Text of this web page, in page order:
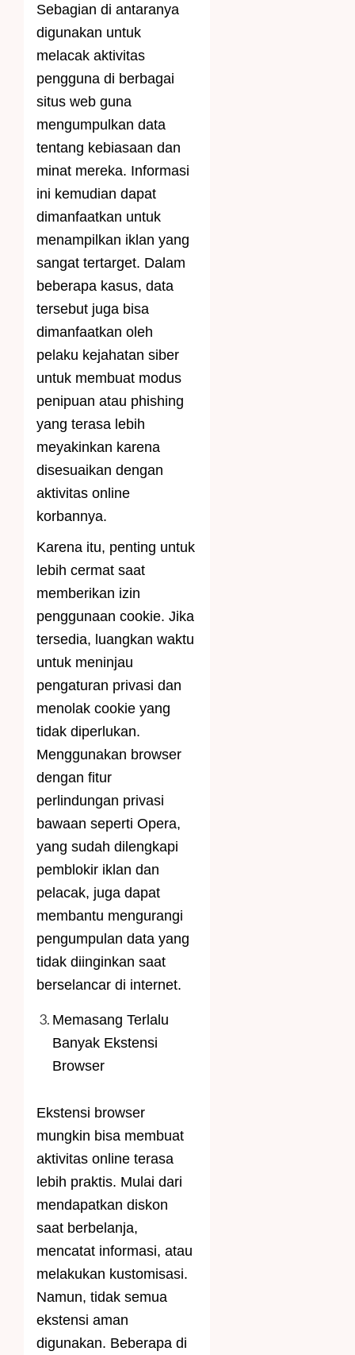
Sebagian di antaranya
digunakan untuk
melacak aktivitas
pengguna di berbagai
situs web guna
mengumpulkan data
tentang kebiasaan dan
minat mereka. Informasi
ini kemudian dapat
dimanfaatkan untuk
menampilkan iklan yang
sangat tertarget. Dalam
beberapa kasus, data
tersebut juga bisa
dimanfaatkan oleh
pelaku kejahatan siber
untuk membuat modus
penipuan atau phishing
yang terasa lebih
meyakinkan karena
disesuaikan dengan
aktivitas online
korbannya.
Karena itu, penting untuk
lebih cermat saat
memberikan izin
penggunaan cookie. Jika
tersedia, luangkan waktu
untuk meninjau
pengaturan privasi dan
menolak cookie yang
tidak diperlukan.
Menggunakan browser
dengan fitur
perlindungan privasi
bawaan seperti Opera,
yang sudah dilengkapi
pemblokir iklan dan
pelacak, juga dapat
membantu mengurangi
pengumpulan data yang
tidak diinginkan saat
berselancar di internet.
Memasang Terlalu
Banyak Ekstensi
Browser
Ekstensi browser
mungkin bisa membuat
aktivitas online terasa
lebih praktis. Mulai dari
mendapatkan diskon
saat berbelanja,
mencatat informasi, atau
melakukan kustomisasi.
Namun, tidak semua
ekstensi aman
digunakan. Beberapa di